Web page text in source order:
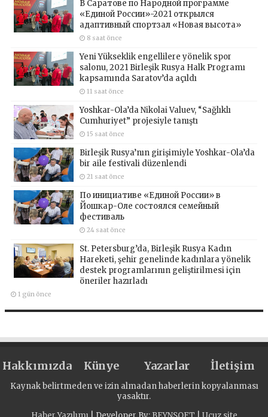
В Саратове по Народной программе
«Единой России»-2021 открылся
адаптивный спортзал «Новая высота»
8 saat önce
Yeni Yükseklik engellilere yönelik spor
salonu, 2021 Birleşik Rusya Halk Programı
kapsamında Saratov’da açıldı
11 saat önce
Yoshkar-Ola’da Nikolai Valuev, “Sağlıklı
Cumhuriyet” projesiyle tanıştı
15 saat önce
Birleşik Rusya’nın girişimiyle Yoshkar-Ola’da
bir aile festivali düzenlendi
21 saat önce
По инициативе «Единой России» в
Йошкар-Оле состоялся семейный
фестиваль
24 saat önce
St. Petersburg’da, Birleşik Rusya Kadın
Hareketi, şehir genelinde kadınlara yönelik
destek programlarının geliştirilmesi için
öneriler hazırladı
1 gün önce
Hakkımızda Künye Yazarlar İletişim
Kaynak belirtmeden ve izin almadan haberlerin kopyalanması
yasaktır.